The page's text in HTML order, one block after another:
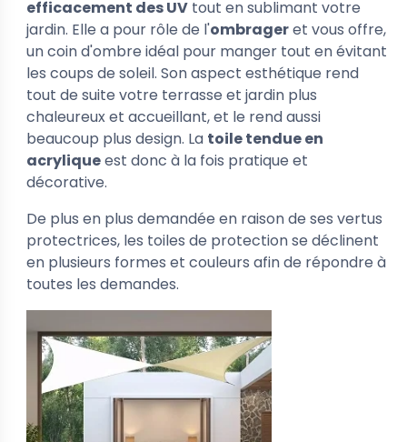
efficacement des UV tout en sublimant votre
jardin. Elle a pour rôle de l'ombrageret vous offre,
un coin d'ombre idéal pour manger tout en évitant
les coups de soleil. Son aspect esthétique rend
tout de suite votre terrasse et jardin plus
chaleureux et accueillant, et le rend aussi
beaucoup plus design. La toile tendue en
acryliqueest donc à la fois pratique et
décorative.
De plus en plus demandée en raison de ses vertus
protectrices, les toiles de protection se déclinent
en plusieurs formes et couleurs afin de répondre à
toutes les demandes.